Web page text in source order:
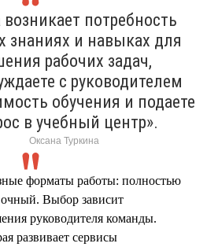
возникает потребность
знаниях и навыках для
рабочих задач,
с руководителем
обучения и подаете
в учебный центр».
Оксана Туркина
форматы работы: полностью
Выбор зависит
руководителя команды.
развивает сервисы